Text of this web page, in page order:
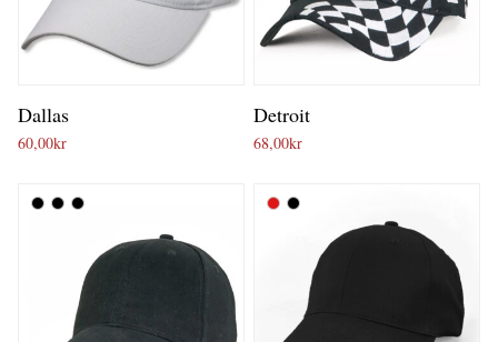
Dallas
60,00kr
Detroit
68,00kr